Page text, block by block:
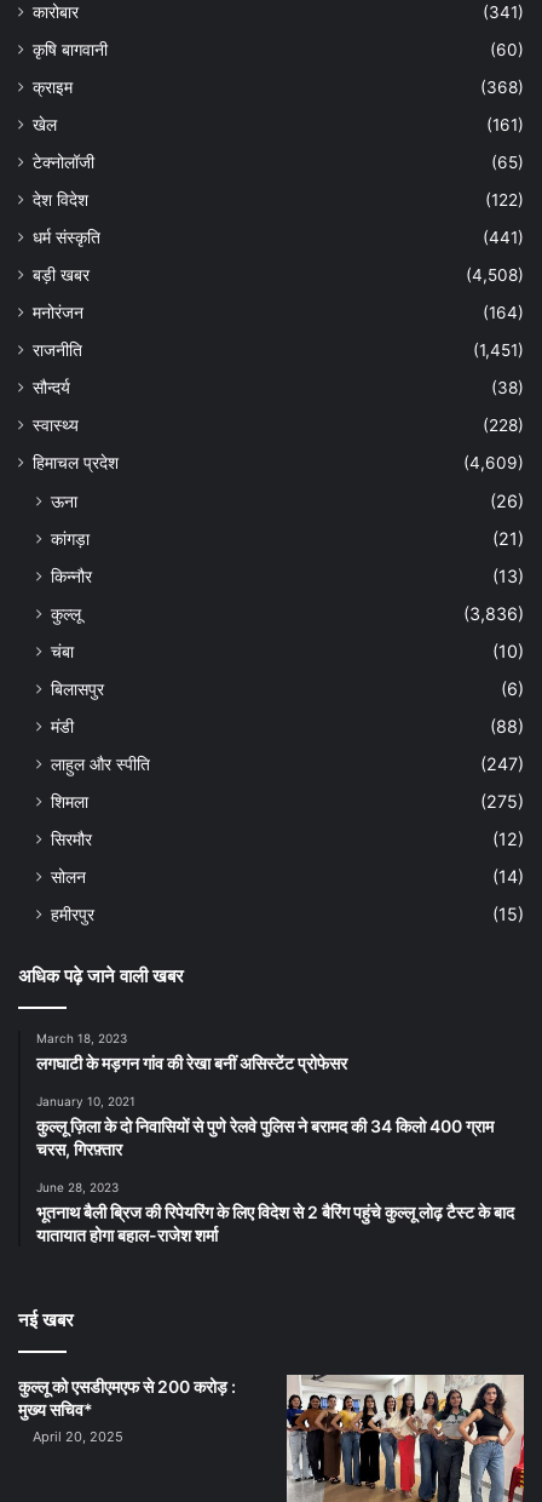
कारोबार
(341)
कृषि बागवानी
(60)
क्राइम
(368)
खेल
(161)
टेक्नोलॉजी
(65)
देश विदेश
(122)
धर्म संस्कृति
(441)
बड़ी खबर
(4,508)
मनोरंजन
(164)
राजनीति
(1,451)
सौन्दर्य
(38)
स्वास्थ्य
(228)
हिमाचल प्रदेश
(4,609)
ऊना
(26)
कांगड़ा
(21)
किन्नौर
(13)
कुल्लू
(3,836)
चंबा
(10)
बिलासपुर
(6)
मंडी
(88)
लाहुल और स्पीति
(247)
शिमला
(275)
सिरमौर
(12)
सोलन
(14)
हमीरपुर
(15)
अधिक पढ़े जाने वाली खबर
March 18, 2023
लगघाटी के मड़गन गांव की रेखा बनीं असिस्टेंट प्रोफेसर
January 10, 2021
कुल्लू ज़िला के दो निवासियों से पुणे रेलवे पुलिस ने बरामद की 34 किलो 400 ग्राम
चरस, गिरफ़्तार
June 28, 2023
भूतनाथ बैली ब्रिज की रिपेयरिंग के लिए विदेश से 2 बैरिंग पहुंचे कुल्लू लोढ़ टैस्ट के बाद
यातायात होगा बहाल-राजेश शर्मा
नई खबर
कुल्लू को एसडीएमएफ से 200 करोड़ :
मुख्य सचिव*
April 20, 2025